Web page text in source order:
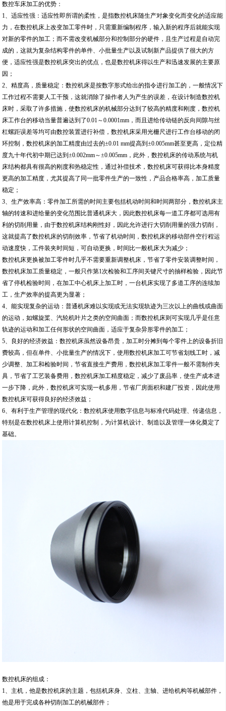
数控车床加工的优势：
1、适应性强：适应性即所谓的柔性，是指数控机床随生产对象变化而变化的适应能
力，在数控机床上改变加工零件时，只需重新编制程序，输入新的程序后就能实现
对新的零件的加工；而不需改变机械部分和控制部分的硬件，且生产过程是自动完
成的，这就为复杂结构零件的单件、小批量生产以及试制新产品提供了很大的方
便，适应性强是数控机床突出的优点，也是数控机床得以生产和迅速发展的主要原
因；
2、精度高，质量稳定：数控机床是按数字形式给出的指令进行加工的，一般情况下
工作过程不需要人工干预，这就消除了操作者人为产生的误差，在设计制造数控机
床时，采取了许多措施，使数控机床的机械部分达到了较高的精度和刚度，数控机
床工作台的移动当量普遍达到了0.01～0.0001mm，而且进给传动链的反向间隙与丝
杠螺距误差等均可由数控装置进行补偿，数控机床采用光栅尺进行工作台移动的闭
环控制，数控机床的加工精度由过去的±0.01 mm提高到±0.005mm甚至更高，定位精
度九十年代初中期已达到±0.002mm～±0.005mm，此外，数控机床的传动系统与机
床结构都具有很高的刚度和热稳定性，通过补偿技术，数控机床可获得比本身精度
更高的加工精度，尤其提高了同一批零件生产的一致性，产品合格率高，加工质量
稳定；
3、生产效率高：零件加工所需的时间主要包括机动时间和时间两部分，数控机床主
轴的转速和进给量的变化范围比普通机床大，因此数控机床每一道工序都可选用有
利的切削用量，由于数控机床结构刚性好，因此允许进行大切削用量的强力切削，
这就提高了数控机床的切削效率，节省了机动时间，数控机床的移动部件空行程运
动速度快，工件装夹时间短，可自动更换，时间比一般机床大为减少；
数控机床更换被加工零件时几乎不需要重新调整机床，节省了零件安装调整时间，
数控机床加工质量稳定，一般只作第1次检验和工序间关键尺寸的抽样检验，因此节
省了停机检验时间，在加工中心机床上加工时，一台机床实现了多道工序的连续加
工，生产效率的提高更为显著；
4、能实现复杂的运动：普通机床难以实现或无法实现轨迹为三次以上的曲线或曲面
的运动，如螺旋桨、汽轮机叶片之类的空间曲面；而数控机床则可实现几乎是任意
轨迹的运动和加工任何形状的空间曲面，适应于复杂异形零件的加工；
5、良好的经济效益：数控机床虽然设备昂贵，加工时分摊到每个零件上的设备折旧
费较高，但在单件、小批量生产的情况下，使用数控机床加工可节省划线工时，减
少调整、加工和检验时间，节省直接生产费用，数控机床加工零件一般不需制作夹
具，节省了工艺装备费用，数控机床加工精度稳定，减少了废品率，使生产成本进
一步下降，此外，数控机床可实现一机多用，节省厂房面积和建厂投资，因此使用
数控机床可获得良好的经济效益；
6、有利于生产管理的现代化：数控机床使用数字信息与标准代码处理、传递信息，
特别是在数控机床上使用计算机控制，为计算机设计、制造以及管理一体化奠定了
基础。
数控机床的组成：
1、主机，他是数控机床的主题，包括机床身、立柱、主轴、进给机构等机械部件，
他是用于完成各种切削加工的机械部件；